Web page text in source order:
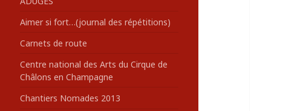
:Aimer si fort…(journal des répétitions)
Carnets de route
Centre national des Arts du Cirque de
Châlons en Champagne
Chantiers Nomades 2013